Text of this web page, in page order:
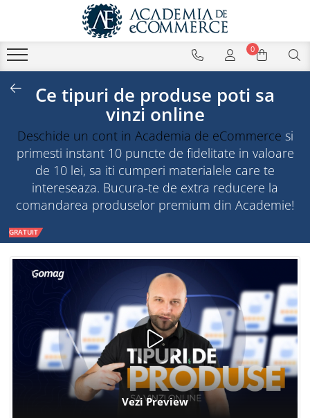
0
Ce tipuri de produse poti sa
vinzi online
Deschide un cont in Academia de eCommerce si
primesti instant 10 puncte de fidelitate in valoare
de 10 lei, sa iti cumperi materialele care te
intereseaza. Bucura-te de extra reducere la
comandarea produselor premium din Academie!
GRATUIT